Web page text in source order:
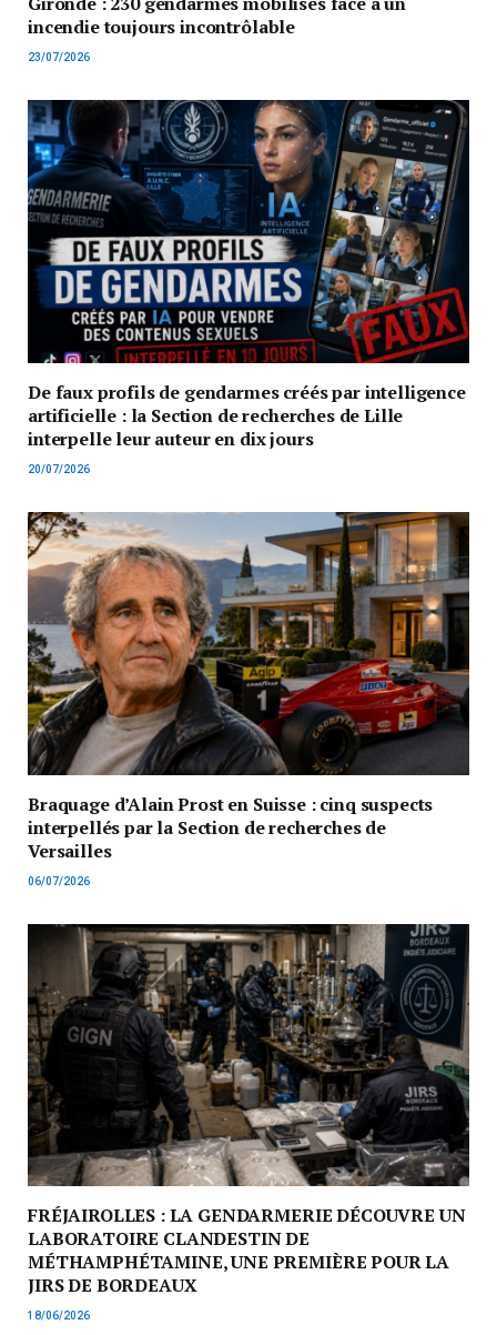
incendie toujours incontrôlable
23/07/2026
De faux profils de gendarmes créés par intelligence
artificielle : la Section de recherches de Lille
interpelle leur auteur en dix jours
20/07/2026
Braquage d’Alain Prost en Suisse : cinq suspects
interpellés par la Section de recherches de
Versailles
06/07/2026
FRÉJAIROLLES : LA GENDARMERIE DÉCOUVRE UN
LABORATOIRE CLANDESTIN DE
MÉTHAMPHÉTAMINE, UNE PREMIÈRE POUR LA
JIRS DE BORDEAUX
18/06/2026